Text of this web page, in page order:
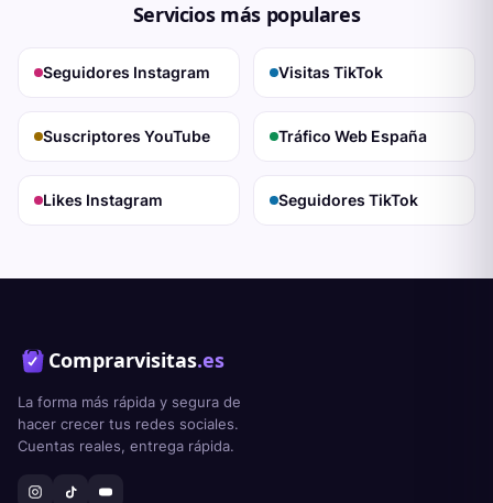
Servicios más populares
Seguidores Instagram Visitas TikTok
Suscriptores YouTube Tráfico Web España
Likes Instagram Seguidores TikTok
Comprarvisitas.es
La forma más rápida y segura de
hacer crecer tus redes sociales.
Cuentas reales, entrega rápida.